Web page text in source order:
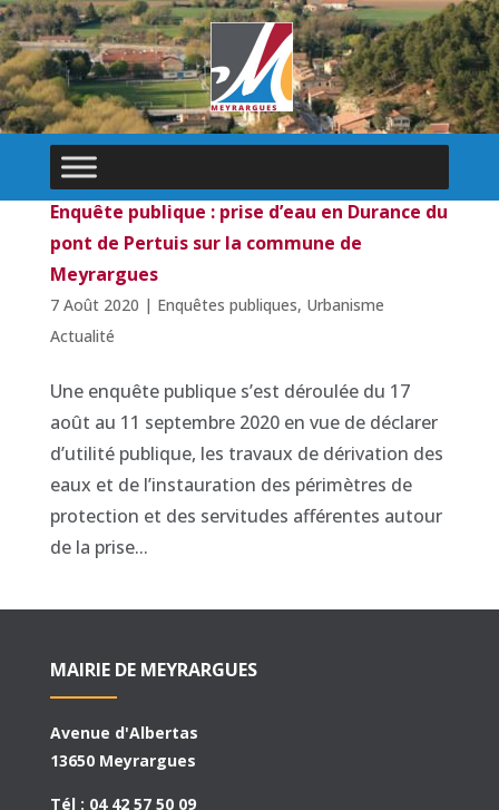
Enquête publique : prise d’eau en Durance du
pont de Pertuis sur la commune de
Meyrargues
7 Août 2020 | Enquêtes publiques, Urbanisme
Actualité
Une enquête publique s’est déroulée du 17
août au 11 septembre 2020 en vue de déclarer
d’utilité publique, les travaux de dérivation des
eaux et de l’instauration des périmètres de
protection et des servitudes afférentes autour
de la prise...
MAIRIE DE MEYRARGUES
Avenue d'Albertas
13650 Meyrargues
Tél : 04 42 57 50 09